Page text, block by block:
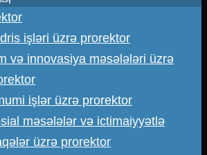
işləri üzrə prorektor
və innovasiya məsələləri üzrə
işlər üzrə prorektor
məsələlər və ictimaiyyətlə
üzrə prorektor